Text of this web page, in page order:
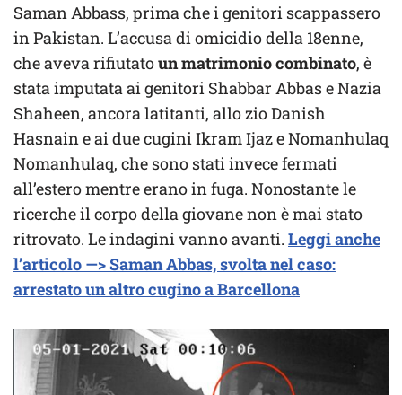
Saman Abbass, prima che i genitori scappassero
in Pakistan. L’accusa di omicidio della 18enne,
che aveva rifiutatoun matrimonio combinato, è
stata imputata ai genitori Shabbar Abbas e Nazia
Shaheen, ancora latitanti, allo zio Danish
Hasnain e ai due cugini Ikram Ijaz e Nomanhulaq
Nomanhulaq, che sono stati invece fermati
all’estero mentre erano in fuga. Nonostante le
ricerche il corpo della giovane non è mai stato
ritrovato. Le indagini vanno avanti. Leggi anche
l’articolo —> Saman Abbas, svolta nel caso:
arrestato un altro cugino a Barcellona